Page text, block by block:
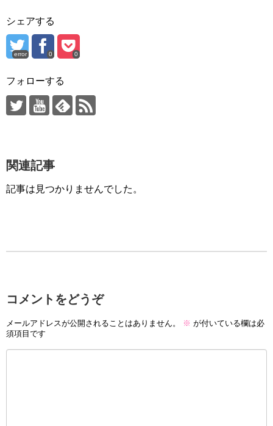
シェアする
error 0 0
フォローする
関連記事
記事は見つかりませんでした。
コメントをどうぞ
メールアドレスが公開されることはありません。 ※ が付いている欄は必
須項目です